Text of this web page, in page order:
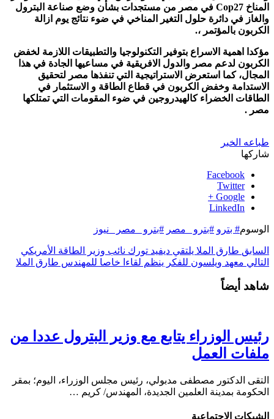
المناخ Cop27 في مصر من مستجدات بشأن وضع صناعة البترول
والغاز في دائرة حلول التغير المناخي في ضوء نتائج يوم ازالة
الكربون بالمؤتمر ،.
مؤكدا اهمية الاسراع بتوفير التكنولوجيا والتطبيقات اللازمة لخفض
الكربون لدعم مصر والدول الافريقية في مساعيها الجادة في هذا
المجال، كما استعرض الاستراتيجية التي تنفذها مصر لتحقيق
الاستدامة وخفض الكربون في قطاع الطاقة و الاستثمار في
الطاقات الخضراء كالهيدروجين في ضوء المقومات التي تمتلكها
مصر .
طباعه الخبر
شاركها
Facebook
Twitter
Google +
LinkedIn
الوسوم# بترو #بترو _مصر #بترو _مصر _نيوز
السابق طارق الملا يلتقي ديفيد تورك نائب وزير الطاقة الأمريكي
التالي معهد ويلسون للفكر ينظم لقاءا خاصا للمهندس طارق الملا
شاهد أيضاً
رئيس الوزراء يتابع مع وزير البترول عددا من
ملفات العمل
التقى الدكتور مصطفى مدبولي، رئيس مجلس الوزراء، اليوم؛ بمقر
الحكومة بمدينة العلمين الجديدة، المهندس/ كريم …
الشبكات الإجتماعية